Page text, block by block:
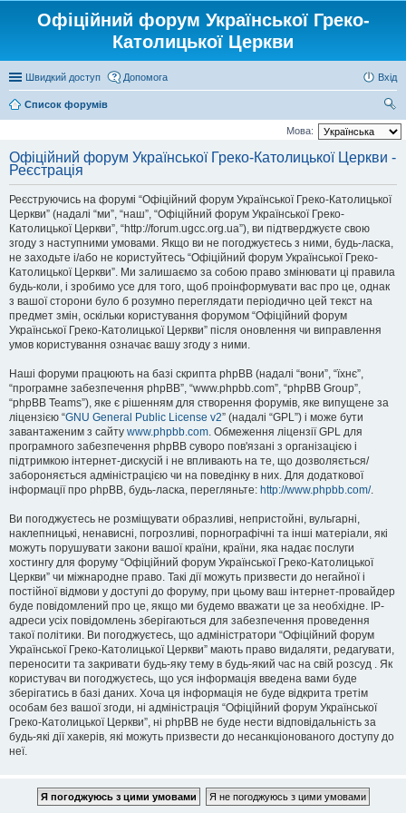
Офіційний форум Української Греко-
Католицької Церкви
Швидкий доступ Допомога Вхід
Список форумів
ош
Мова:
Офіційний форум Української Греко-Католицької Церкви -
Реєстрація
Реєструючись на форумі “Офіційний форум Української Греко-Католицької
Церкви” (надалі “ми”, “наш”, “Офіційний форум Української Греко-
Католицької Церкви”, “http://forum.ugcc.org.ua”), ви підтверджуєте свою
згоду з наступними умовами. Якщо ви не погоджуєтесь з ними, будь-ласка,
не заходьте і/або не користуйтесь “Офіційний форум Української Греко-
Католицької Церкви”. Ми залишаємо за собою право змінювати ці правила
будь-коли, і зробимо усе для того, щоб проінформувати вас про це, однак
з вашої сторони було б розумно переглядати періодично цей текст на
предмет змін, оскільки користування форумом “Офіційний форум
Української Греко-Католицької Церкви” після оновлення чи виправлення
умов користування означає вашу згоду з ними.
Наші форуми працюють на базі скрипта phpBB (надалі “вони”, “їхнє”,
“програмне забезпечення phpBB”, “www.phpbb.com”, “phpBB Group”,
“phpBB Teams”), яке є рішенням для створення форумів, яке випущене за
ліцензією “GNU General Public License v2” (надалі “GPL”) і може бути
завантаженим з сайту www.phpbb.com. Обмеження ліцензії GPL для
програмного забезпечення phpBB суворо пов'язані з організацією і
підтримкою інтернет-дискусій і не впливають на те, що дозволяється/
забороняється адміністрацією чи на поведінку в них. Для додаткової
інформації про phpBB, будь-ласка, перегляньте: http://www.phpbb.com/.
Ви погоджуєтесь не розміщувати образливі, непристойні, вульгарні,
наклепницькі, ненависні, погрозливі, порнографічні та інші матеріали, які
можуть порушувати закони вашої країни, країни, яка надає послуги
хостингу для форуму “Офіційний форум Української Греко-Католицької
Церкви” чи міжнародне право. Такі дії можуть призвести до негайної і
постійної відмови у доступі до форуму, при цьому ваш інтернет-провайдер
буде повідомлений про це, якщо ми будемо вважати це за необхідне. IP-
адреси усіх повідомлень зберігаються для забезпечення проведення
такої політики. Ви погоджуєтесь, що адміністратори “Офіційний форум
Української Греко-Католицької Церкви” мають право видаляти, редагувати,
переносити та закривати будь-яку тему в будь-який час на свій розсуд . Як
користувач ви погоджуєтесь, що уся інформація введена вами буде
зберігатись в базі даних. Хоча ця інформація не буде відкрита третім
особам без вашої згоди, ні адміністрація “Офіційний форум Української
Греко-Католицької Церкви”, ні phpBB не буде нести відповідальність за
будь-які дії хакерів, які можуть призвести до несанкціонованого доступу до
неї.